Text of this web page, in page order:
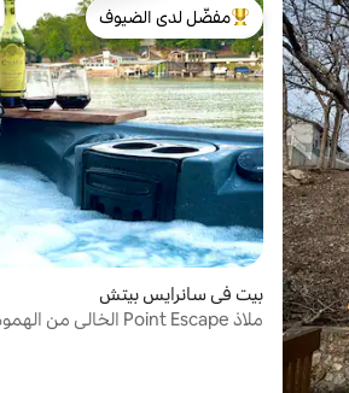
من أبرز البيوت المفضّلة لدى الضيوف
مفضّل لدى الضيوف
بيت في سانرايس بيتش
ملاذ Point Escape الخالي من الهموم